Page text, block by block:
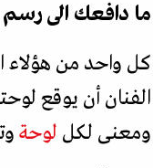
ما دافعك الى رسم
كل واحد من هؤلاء
الفنان أن يوقع
ومعنى لكل لوحة